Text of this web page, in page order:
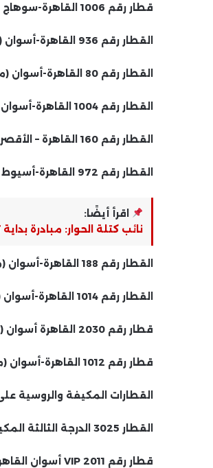
قطار رقم 1006 القاهرة-سوهاج (مهواة) ينطلق الساعة 6:00 صباحاً
القطار رقم 936 القاهرة-أسوان (المكيف) ينطلق الساعة 7:35.
القطار رقم 80 القاهرة-أسوان (مهواة) ينطلق الساعة 9:00 صباحًا
القطار رقم 1004 القاهرة-أسوان (مهواة) ينطلق الساعة 9:30 صباحًا
القطار رقم 160 القاهرة – الأقصر (مكيف) ينطلق الساعة 12:15 ظهرا
القطار رقم 972 القاهرة-أسيوط (مهواة) ينطلق الساعة 16:20.
اقرأ أيضًا:
نائب كتلة الحوار: مبادرة
القطار رقم 188 القاهرة-أسوان (مهواة) ينطلق الساعة 6:00 مساءا.
القطار رقم 1014 القاهرة-أسوان (مهواة) ينطلق الساعة 18:50.
قطار رقم 2030 القاهرة أسوان (تالجو) ينطلق الساعة 19:00.
قطار رقم 1012 القاهرة-أسوان (مهواة) ينطلق الساعة 8:20 مساءً
القطارات المكيفة والروسية
القطار 3025 الدرجة الثالثة المكيفة (أسوان/القاهرة) يغادر الساعة 04:10 ويصل الساعة 16:40.
قطار رقم 2011 VIP أسوان القاهرة يغادر الساعة 5:15 ويصل الساعة 6:00